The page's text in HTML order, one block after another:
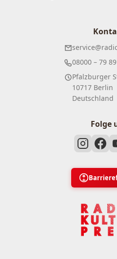
08000 – 79
Pfalzburger
10717 Berlin
Deutschland
Folge